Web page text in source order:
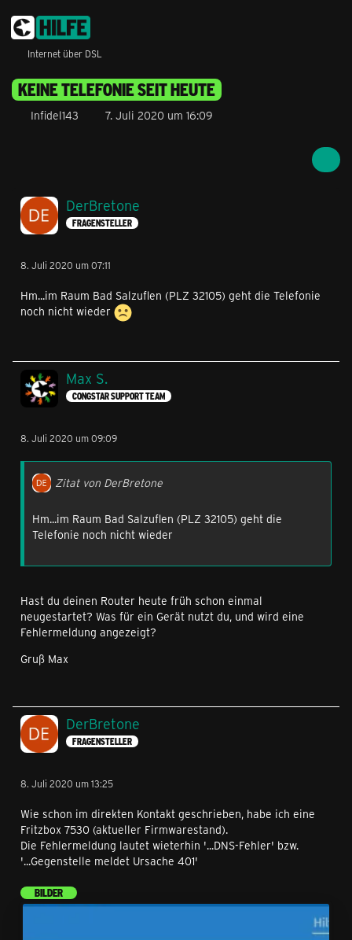
Internet über DSL
KEINE TELEFONIE SEIT HEUTE
Infidel143 7. Juli 2020 um 16:09
DerBretone
FRAGENSTELLER
8. Juli 2020 um 07:11
Hm...im Raum Bad Salzuflen (PLZ 32105) geht die Telefonie
noch nicht wieder
Max S.
CONGSTAR SUPPORT TEAM
8. Juli 2020 um 09:09
Zitat von DerBretone
Hm...im Raum Bad Salzuflen (PLZ 32105) geht die
Telefonie noch nicht wieder
Hast du deinen Router heute früh schon einmal
neugestartet? Was für ein Gerät nutzt du, und wird eine
Fehlermeldung angezeigt?
Gruß Max
DerBretone
FRAGENSTELLER
8. Juli 2020 um 13:25
Wie schon im direkten Kontakt geschrieben, habe ich eine
Fritzbox 7530 (aktueller Firmwarestand).
Die Fehlermeldung lautet wieterhin '...DNS-Fehler' bzw.
'...Gegenstelle meldet Ursache 401'
BILDER